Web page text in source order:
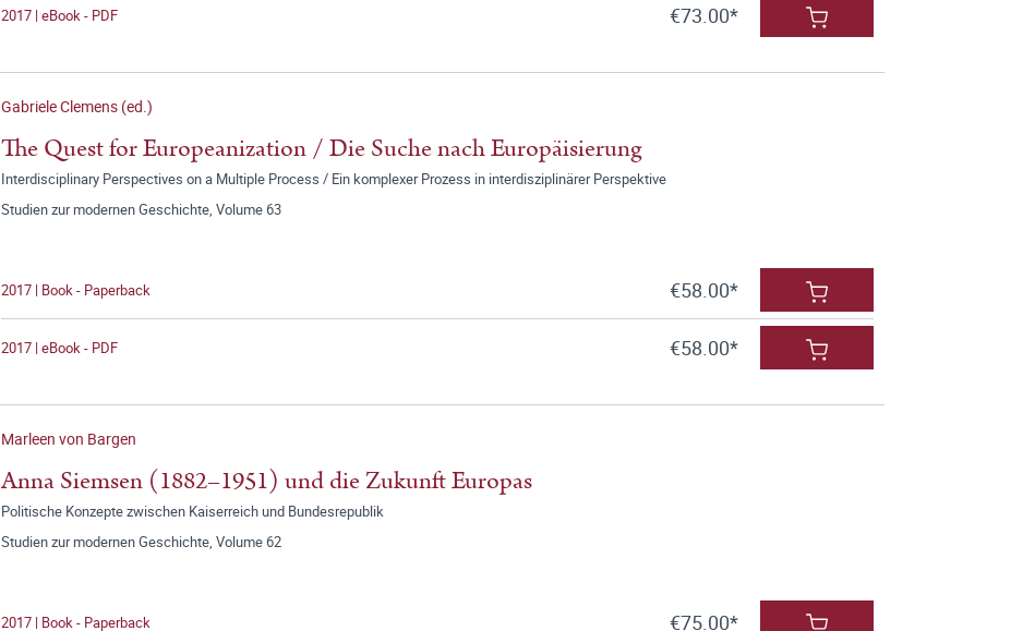
2017 | eBook - PDF €73.00*
Gabriele Clemens (ed.)
The Quest for Europeanization / Die Suche nach Europäisierung
Interdisciplinary Perspectives on a Multiple Process / Ein komplexer Prozess in interdisziplinärer Perspektive
Studien zur modernen Geschichte, Volume 63
2017 | Book - Paperback €58.00*
2017 | eBook - PDF €58.00*
Marleen von Bargen
Anna Siemsen (1882–1951) und die Zukunft Europas
Politische Konzepte zwischen Kaiserreich und Bundesrepublik
Studien zur modernen Geschichte, Volume 62
2017 | Book - Paperback €75.00*